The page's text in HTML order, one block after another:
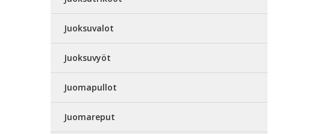
Juoksuvalot
Juoksuvyöt
Juomapullot
Juomareput